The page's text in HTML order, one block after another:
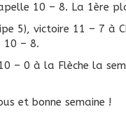
10 – 8. La 1ère
5), victoire 11 – 7 à
10 – 8.
– 0 à la Flèche la
et bonne semaine !